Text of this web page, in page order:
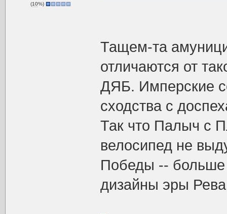
(10%)
Тащем-та
отличаются от
ДЯБ. Имперские
сходства с
Так что Палыч с
велосипед не
Победы -- больше
дизайны эры